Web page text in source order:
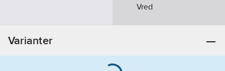
Vred
Temperaturindikering:
Varianter